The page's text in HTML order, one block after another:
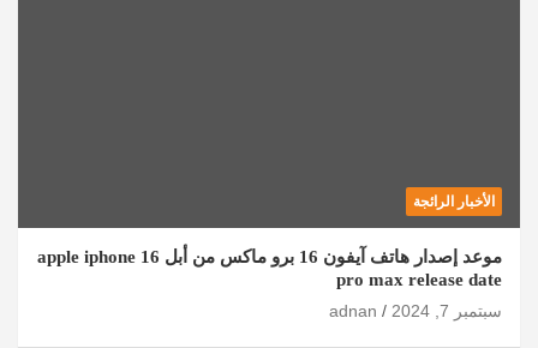
الأخبار الرائجة
موعد إصدار هاتف آيفون 16 برو ماكس من أبل apple iphone 16
pro max release date
سبتمبر 7, 2024
adnan